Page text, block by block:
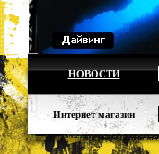
НОВОСТИ
Интернет магазин